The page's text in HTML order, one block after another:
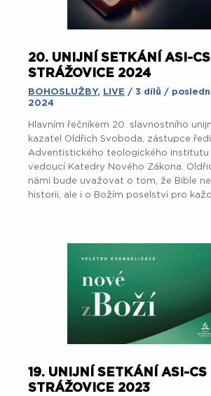
20. UNIJNÍ SETKÁNÍ ASI-CS
STRÁŽOVICE 2024
BOHOSLUŽBY, LIVE / 3 dílů /
2024
Hlavním řečníkem 20. slavnostního
kazatel Oldřich Svoboda, zástupce
Adventistického teologického institutu
vedoucí Katedry Nového Zákona.
námi bude uvažovat o tom, že Bible
historii, ale i o Božím poselství pro
19. UNIJNÍ SETKÁNÍ ASI-CS
STRÁŽOVICE 2023